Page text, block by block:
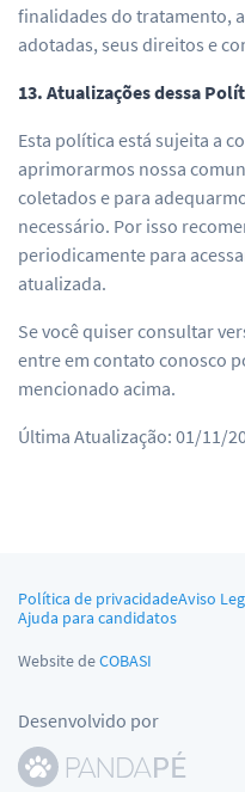
finalidades do tratamento,
adotadas, seus direitos e
13. Atualizações dessa
Esta política está sujeita a
aprimorarmos nossa
coletados e para
necessário. Por isso
periodicamente para
atualizada.
Se você quiser consultar
entre em contato conosco
mencionado acima.
Última Atualização: 01/11/
Política de privacidadeAviso
Ajuda para candidatos
Website deCOBASI
Desenvolvido por